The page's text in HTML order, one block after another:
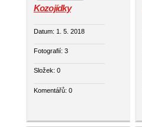
Kozojídky
Datum: 1. 5. 2018
Fotografií: 3
Složek: 0
Komentářů: 0